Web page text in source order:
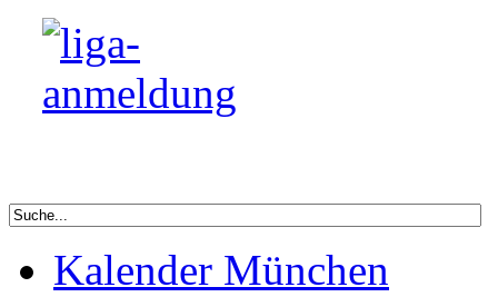
Kalender München